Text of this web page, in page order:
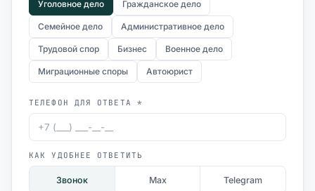
Уголовное дело Гражданское дело
Семейное дело Административное дело
Трудовой спор Бизнес Военное дело
Миграционные споры Автоюрист
ТЕЛЕФОН ДЛЯ ОТВЕТА *
КАК УДОБНЕЕ ОТВЕТИТЬ
Звонок Max Telegram